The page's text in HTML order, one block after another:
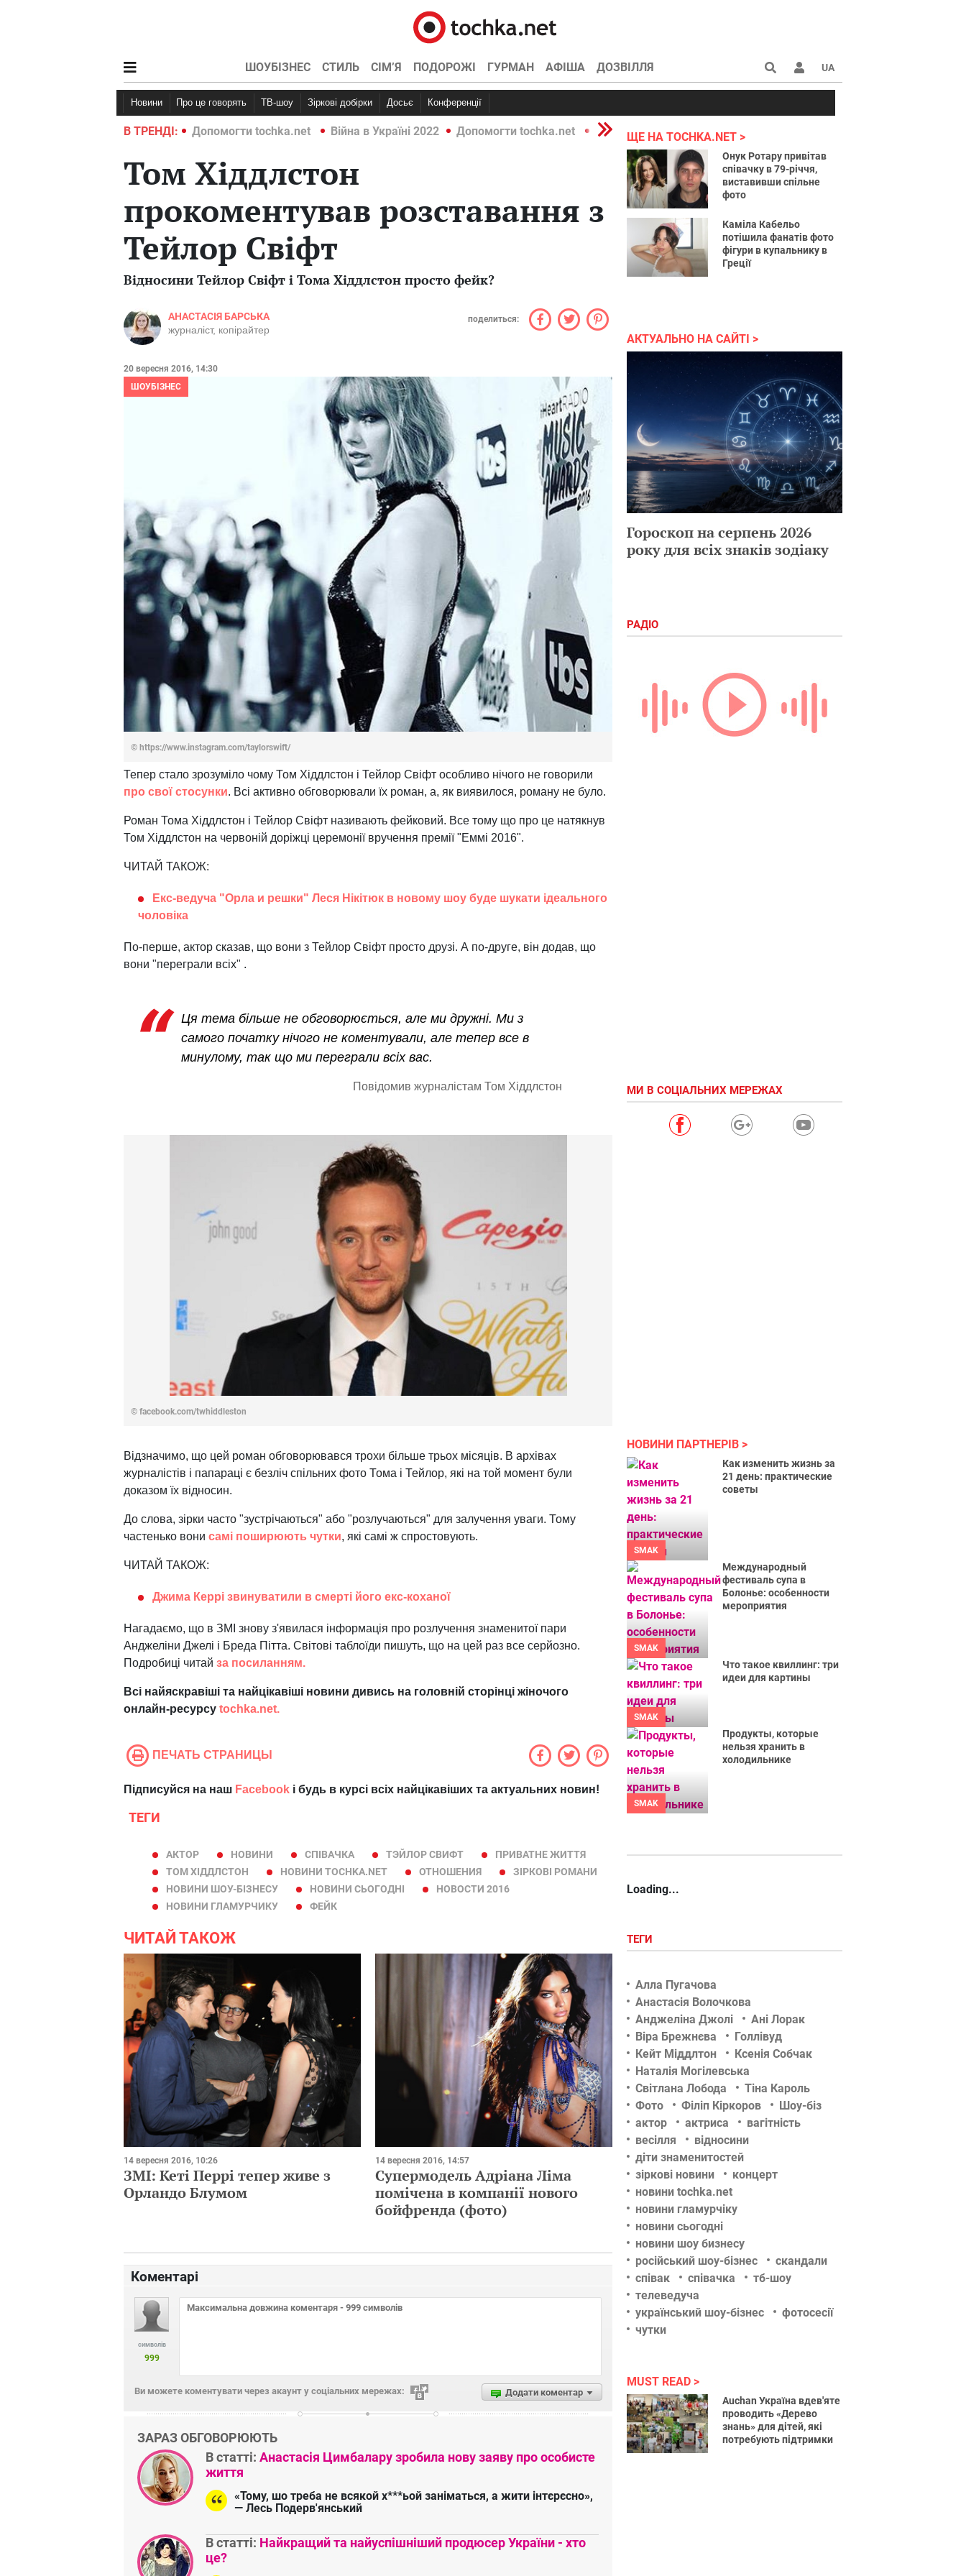
ШОУБІЗНЕС СТИЛЬ СІМ’Я ПОДОРОЖІ ГУРМАН АФІША ДОЗВІЛЛЯ UA
Новини Про це говорять ТВ-шоу Зіркові добірки Досьє Конференції
В ТРЕНДІ:
Війна в Україні 2022 Допомогти tochka.net Війна в Україні 2022 Допомогти tochka.net Війна в Україні 2022
Том Хіддлстон
прокоментував розставання з
Тейлор Свіфт
Відносини Тейлор Свіфт і Тома Хіддлстон просто фейк?
АНАСТАСІЯ БАРСЬКА
журналіст, копірайтер
поделиться:
20 вересня 2016, 14:30
ШОУБІЗНЕС
© https://www.instagram.com/taylorswift/
Тепер стало зрозуміло чому Том Хіддлстон і Тейлор Свіфт особливо нічого не говорили
про свої стосунки. Всі активно обговорювали їх роман, а, як виявилося, роману не було.
Роман Тома Хіддлстон і Тейлор Свіфт називають фейковий. Все тому що про це натякнув
Том Хіддлстон на червоній доріжці церемонії вручення премії "Еммі 2016".
ЧИТАЙ ТАКОЖ:
Екс-ведуча "Орла и решки" Леся Нікітюк в новому шоу буде шукати ідеального
чоловіка
По-перше, актор сказав, що вони з Тейлор Свіфт просто друзі. А по-друге, він додав, що
вони "переграли всіх" .
Ця тема більше не обговорюється, але ми дружні. Ми з
самого початку нічого не коментували, але тепер все в
минулому, так що ми переграли всіх вас.
Повідомив журналістам Том Хіддлстон
© facebook.com/twhiddleston
Відзначимо, що цей роман обговорювався трохи більше трьох місяців. В архівах
журналістів і папараці є безліч спільних фото Тома і Тейлор, які на той момент були
доказом їх відносин.
До слова, зірки часто "зустрічаються" або "розлучаються" для залучення уваги. Тому
частенько вони самі поширюють чутки, які самі ж спростовують.
ЧИТАЙ ТАКОЖ:
Джима Керрі звинуватили в смерті його екс-коханої
Нагадаємо, що в ЗМІ знову з'явилася інформація про розлучення знаменитої пари
Анджеліни Джелі і Бреда Пітта. Світові таблоїди пишуть, що на цей раз все серйозно.
Подробиці читай за посиланням.
Всі найяскравіші та найцікавіші новини дивись на головній сторінці жіночого
онлайн-ресурсу tochka.net.
ПЕЧАТЬ СТРАНИЦЫ
Підписуйся на наш Facebook і будь в курсі всіх найцікавіших та актуальних новин!
ТЕГИ
АКТОР НОВИНИ СПІВАЧКА ТЭЙЛОР СВИФТ
ПРИВАТНЕ ЖИТТЯ
ТОМ ХІДДЛСТОН
НОВИНИ TOCHKA.NET ОТНОШЕНИЯ
ЗІРКОВІ РОМАНИ
НОВИНИ ШОУ-БІЗНЕСУ
НОВИНИ СЬОГОДНІ
НОВОСТИ 2016
НОВИНИ ГЛАМУРЧИКУ
ФЕЙК
ЧИТАЙ ТАКОЖ
14 вересня 2016, 10:26
ЗМІ: Кеті Перрі тепер живе з
Орландо Блумом
14 вересня 2016, 14:57
Супермодель Адріана Ліма
помічена в компанії нового
бойфренда (фото)
Коментарі
символів
999
Додати коментар
Ви можете коментувати через акаунт у соціальних мережах:
ЗАРАЗ ОБГОВОРЮЮТЬ
В статті: Анастасія Цимбалару зробила нову заяву про особисте
життя
«Тому, шо треба не всякой х***ьой заніматься, а жити інтєрєсно»,
— Лесь Подерв'янський
В статті: Найкращий та найуспішніший продюсер України - хто
це?
ЩЕ НА TOCHKA.NET
Онук Ротару привітав
співачку в 79-річчя,
виставивши спільне
фото
Каміла Кабельо
потішила фанатів фото
фігури в купальнику в
Греції
АКТУАЛЬНО НА САЙТІ
Гороскоп на серпень 2026
року для всіх знаків зодіаку
РАДІО
МИ В СОЦІАЛЬНИХ МЕРЕЖАХ
НОВИНИ ПАРТНЕРІВ
SMAK
Как изменить жизнь за
21 день: практические
советы
SMAK
Международный
фестиваль супа в
Болонье: особенности
мероприятия
SMAK
Что такое квиллинг: три
идеи для картины
SMAK
Продукты, которые
нельзя хранить в
холодильнике
Loading...
ТЕГИ
Алла Пугачова
Анастасія Волочкова
Анджеліна Джолі
Ані Лорак
Віра Брежнєва
Голлівуд
Кейт Міддлтон
Ксенія Собчак
Наталія Могілевська
Світлана Лобода
Тіна Кароль
Фото
Філіп Кіркоров
Шоу-біз
актор
актриса
вагітність
весілля
відносини
діти знаменитостей
зіркові новини
концерт
новини tochka.net
новини гламурчіку
новини сьогодні
новини шоу бизнесу
російський шоу-бізнес
скандали
співак
співачка
тб-шоу
телеведуча
український шоу-бізнес
фотосесії
чутки
MUST READ
Auchan Україна вдев'яте
проводить «Дерево
знань» для дітей, які
потребують підтримки